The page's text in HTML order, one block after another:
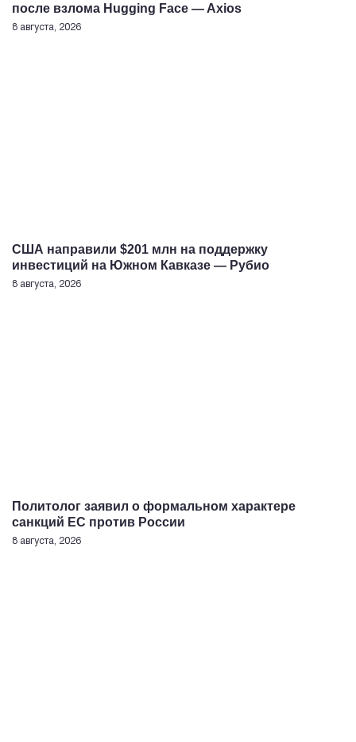
после взлома Hugging Face — Axios
8 августа, 2026
США направили $201 млн на поддержку
инвестиций на Южном Кавказе — Рубио
8 августа, 2026
Политолог заявил о формальном характере
санкций ЕС против России
8 августа, 2026